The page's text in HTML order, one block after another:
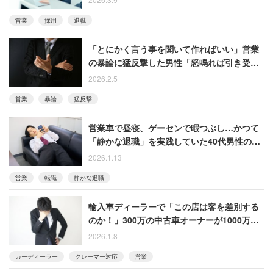
営業 採用 退職
「とにかく言う事を聞いて作ればいい」営業
の暴論に猛反撃した男性「怒鳴れば引き受け
るのはあり得ない」
2026.2.5
営業 暴論 猛反撃
営業車で昼寝、ゲーセンで暇つぶし…かつて
「静かな退職」を実践していた40代男性の回
想
2026.1.13
営業 転職 静かな退職
輸入車ディーラーで「この店は客を差別する
のか！」300万の中古車オーナーが1000万の
新車客との待遇差に猛クレーム
2026.1.8
カーディーラー クレーマー対応 営業